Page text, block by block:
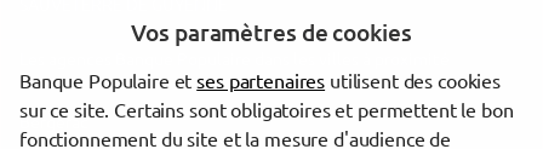
Bergerac
Vos paramètres de cookies
Banque Populaire etses partenaires utilisent des cookies
sur ce site. Certains sont obligatoires et permettent le bon
fonctionnement du site et la mesure d'audience de